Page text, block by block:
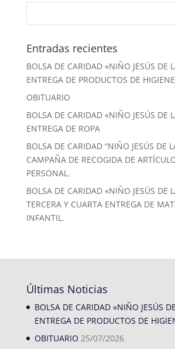
Entradas recientes
BOLSA DE CARIDAD «NIÑO JESÚS DE
ENTREGA DE PRODUCTOS DE
OBITUARIO
BOLSA DE CARIDAD «NIÑO JESÚS DE
ENTREGA DE ROPA
BOLSA DE CARIDAD “NIÑO JESÚS DE
CAMPAÑA DE RECOGIDA DE
PERSONAL.
BOLSA DE CARIDAD «NIÑO JESÚS DE
TERCERA Y CUARTA ENTREGA DE
INFANTIL.
Últimas Noticias
BOLSA DE CARIDAD «NIÑO JESÚS
ENTREGA DE PRODUCTOS DE
OBITUARIO 25/07/2026